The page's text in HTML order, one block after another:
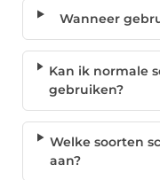
Wanneer
Kan ik normale
gebruiken?
Welke soorten
aan?